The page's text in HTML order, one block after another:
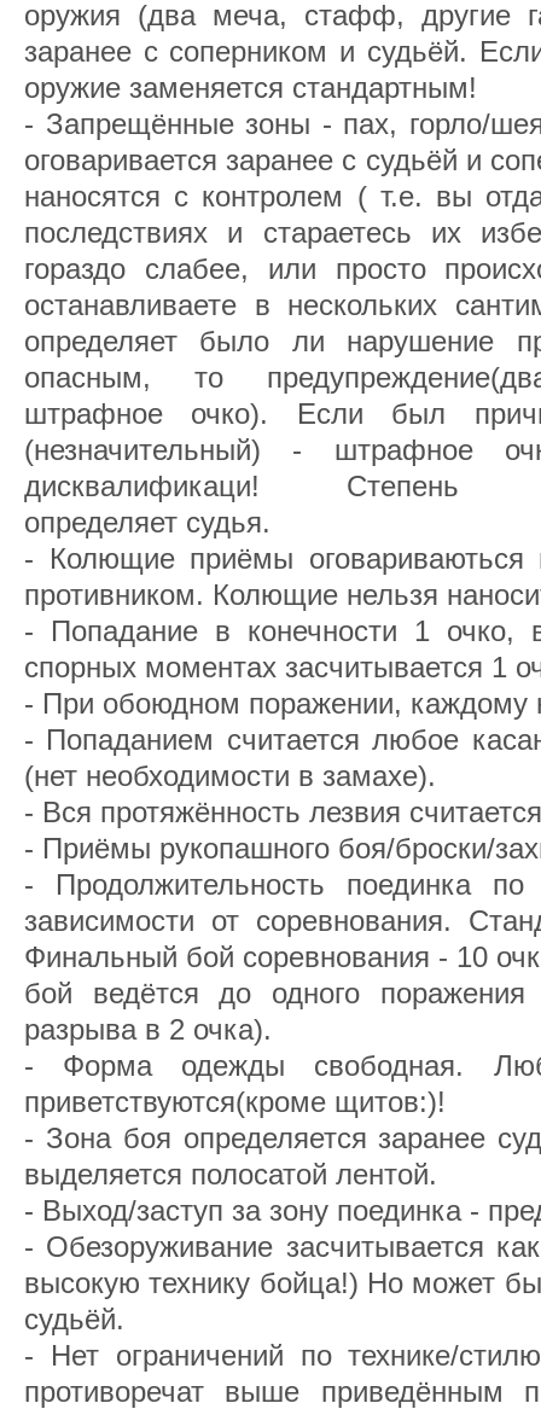
оружия (два меча, стафф, другие
заранее с соперником и судьёй.
оружие заменяется стандартным!
- Запрещённые зоны - пах, горло/
оговаривается заранее с судьёй и
наносятся с контролем ( т.е. вы
последствиях и стараетесь их
гораздо слабее, или просто
останавливаете в нескольких
определяет было ли нарушение
опасным, то
штрафное очко). Если был
(незначительный) - штрафное
дисквалификаци! Степень
определяет судья.
- Колющие приёмы
противником. Колющие нельзя
- Попадание в конечности 1
спорных моментах засчитывается 1
- При обоюдном поражении, каждому
- Попаданием считается любое
(нет необходимости в замахе).
- Вся протяжённость лезвия
- Приёмы рукопашного боя/броски/
- Продолжительность поединка
зависимости от соревнования.
Финальный бой соревнования - 10
бой ведётся до одного
разрыва в 2 очка).
- Форма одежды свободная.
приветствуются(кроме щитов:)!
- Зона боя определяется заранее
выделяется полосатой лентой.
- Выход/заступ за зону поединка -
- Обезоруживание засчитывается
высокую технику бойца!) Но может
судьёй.
- Нет ограничений по технике/
противоречат выше приведённым